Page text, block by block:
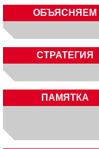
ОБЪЯСНЯЕМ
СТРАТЕГИЯ
ПАМЯТКА